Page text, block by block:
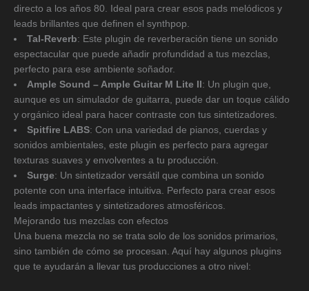
directo a los años 80. Ideal para crear esos pads melódicos y
leads brillantes que definen el synthpop.
Tal-Reverb: Este plugin de reverberación tiene un sonido
espectacular que puede añadir profundidad a tus mezclas,
perfecto para ese ambiente soñador.
Ample Sound – Ample Guitar M Lite II : Un plugin que,
aunque es un simulador de guitarra, puede dar un toque cálido
y orgánico ideal para hacer contraste con tus sintetizadores.
Spitfire LABS: Con una variedad de pianos, cuerdas y
sonidos ambientales, este plugin es perfecto para agregar
texturas suaves y envolventes a tu producción.
Surge: Un sintetizador versátil que combina un sonido
potente con una interface intuitiva. Perfecto para crear esos
leads impactantes y sintetizadores atmosféricos.
Mejorando tus mezclas con efectos
Una buena mezcla no se trata solo de los sonidos primarios,
sino también de cómo se procesan. Aquí hay algunos plugins
que te ayudarán a llevar tus producciones a otro nivel: